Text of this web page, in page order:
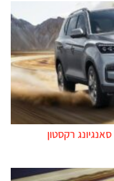
רקסטון